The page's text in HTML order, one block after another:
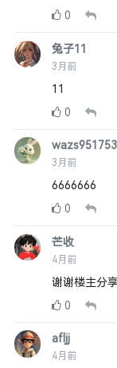
0
兔子11
3月前
11
0
wazs951753
3月前
6666666
0
芒收
4月前
谢谢楼主分享
0
afljj
4月前